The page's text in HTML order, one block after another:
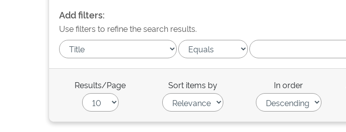
Add filters:
Use filters to refine the search results.
Results/Page Sort items by In order